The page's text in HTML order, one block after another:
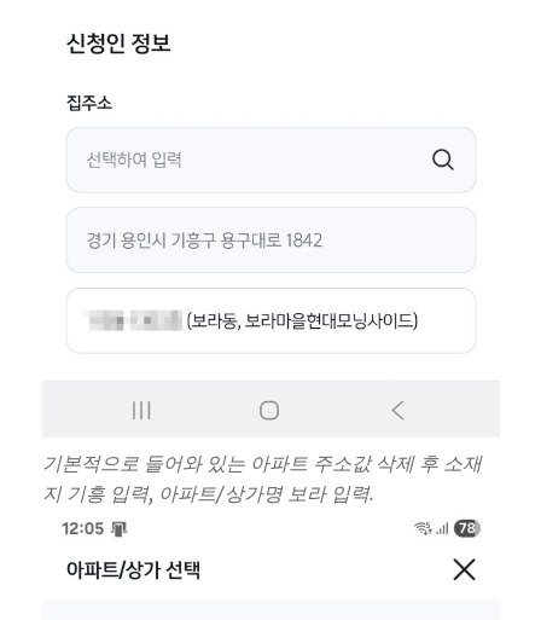
기본적으로 들어와 있는 아파트 주소값 삭제 후 소재
지 기흥 입력, 아파트/상가명 보라 입력.